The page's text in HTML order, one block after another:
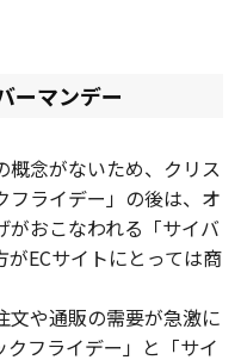
ーマンデー
念がないため、クリス
フライデー」の後は、オ
がおこなわれる「サイバ
ECサイトにとっては商
文や通販の需要が急激に
フライデー」と「サイ